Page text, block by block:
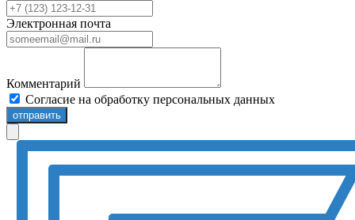
Электронная почта
Комментарий
Согласие на обработку персональных данных
отправить